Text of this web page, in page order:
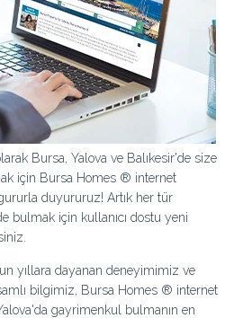
Bursa, Yalova ve Balıkesir'de size
için Bursa Homes ® internet
duyururuz! Artık her tür
bulmak için kullanıcı dostu yeni
yıllara dayanan deneyimimiz ve
bilgimiz, Bursa Homes ® internet
gayrimenkul bulmanın en